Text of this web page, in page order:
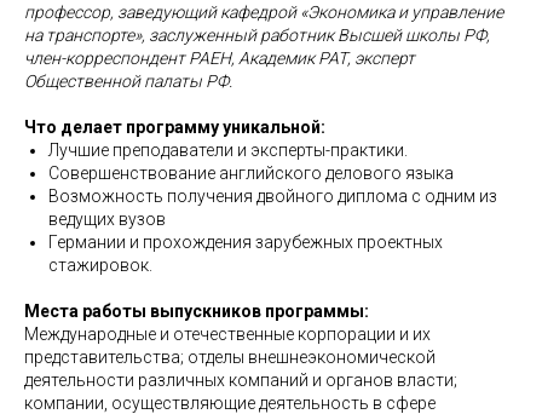
профессор, заведующий кафедрой «Экономика и управление
на транспорте», заслуженный работник Высшей школы РФ,
член-корреспондент РАЕН, Академик РАТ, эксперт
Общественной палаты РФ.
Что делает программу уникальной:
Лучшие преподаватели и эксперты-практики.
Совершенствование английского делового языка
Возможность получения двойного диплома с одним из
ведущих вузов
Германии и прохождения зарубежных проектных
стажировок.
Места работы выпускников программы:
Международные и отечественные корпорации и их
представительства; отделы внешнеэкономической
деятельности различных компаний и органов власти;
компании, осуществляющие деятельность в сфере